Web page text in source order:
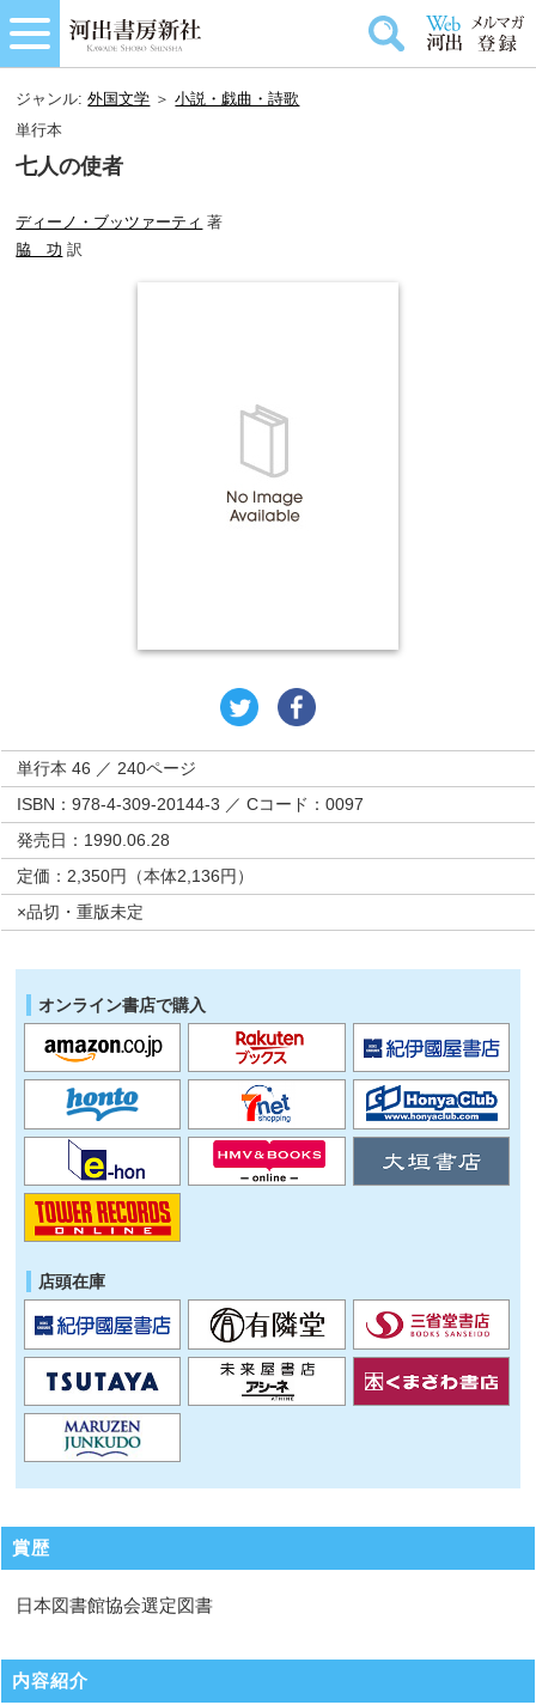
ジャンル:外国文学 ＞小説・戯曲・詩歌
単行本
七人の使者
ディーノ・ブッツァーティ 著
脇 功 訳
単行本 46 ／ 240ページ
ISBN：978-4-309-20144-3 ／ Cコード：0097
発売日：1990.06.28
定価：2,350円（本体2,136円）
×品切・重版未定
オンライン書店で購入
店頭在庫
賞歴
日本図書館協会選定図書
内容紹介